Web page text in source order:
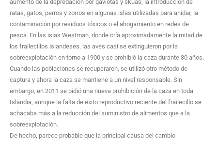
aumento de la depredación por gaviotas y skúas, la introducción de
ratas, gatos, perros y zorros en algunas islas utilizadas para anidar, la
contaminación por residuos tóxicos o el ahogamiento en redes de
pesca. En las islas Westman, donde cría aproximadamente la mitad de
los frailecillos islandeses, las aves casi se extinguieron por la
sobreexplotación en torno a 1900 y se prohibió la caza durante 30 años.
Cuando las poblaciones se recuperaron, se utilizó otro método de
captura y ahora la caza se mantiene a un nivel responsable. Sin
embargo, en 2011 se pidió una nueva prohibición de la caza en toda
Islandia, aunque la falta de éxito reproductivo reciente del frailecillo se
achacaba más a la reducción del suministro de alimentos que a la
sobreexplotación.
De hecho, parece probable que la principal causa del cambio